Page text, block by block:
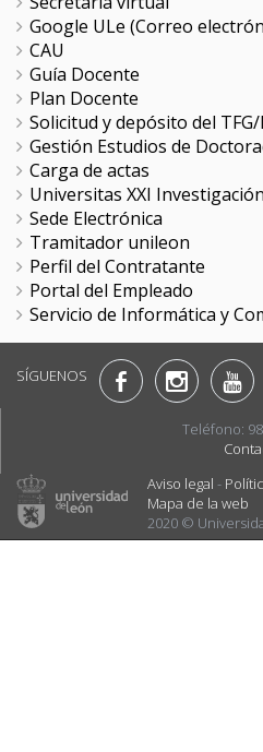
Google ULe (Correo
CAU
Guía Docente
Plan Docente
Solicitud y depósito del
Gestión Estudios de
Carga de actas
Universitas XXI Investigación
Sede Electrónica
Tramitador unileon
Perfil del Contratante
Portal del Empleado
Servicio de Informática y
SÍGUENOS
Teléfono:
Aviso legal -
Mapa de la web
2020 ©